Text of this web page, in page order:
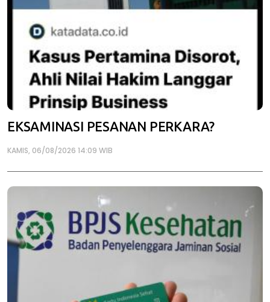
EKSAMINASI PESANAN PERKARA?
KAMIS, 06/08/2026 14:09 WIB